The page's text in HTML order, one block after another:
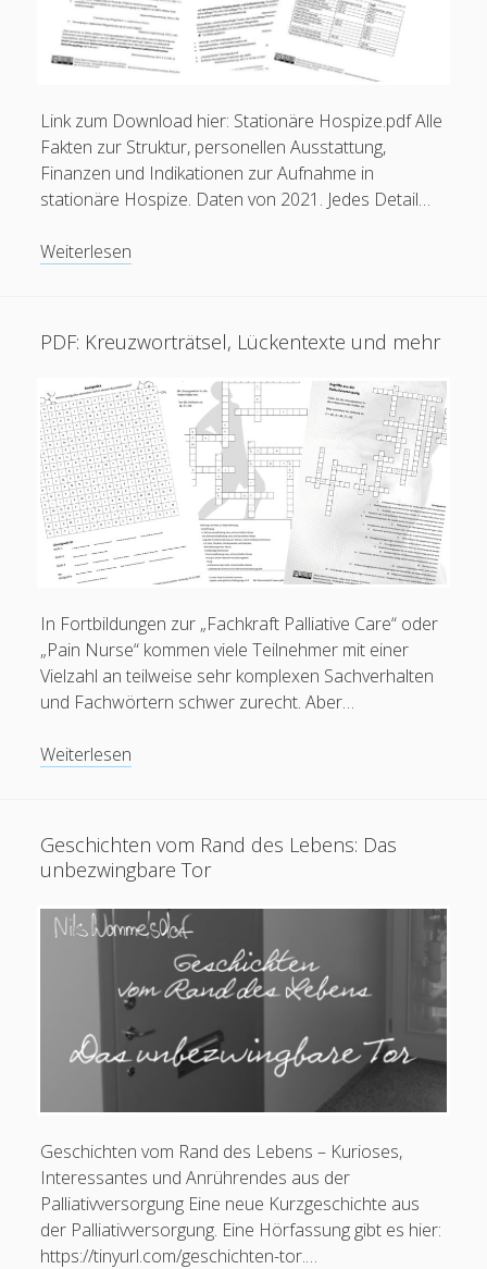
Alles zur Palliative Care
open
Kontakt / Impressum
facebookinstagram
linkedinyoutubeemailsocial_icon_custom_1
Krankenpfleger
European Diploma in Pain Nursing (EFIC)
Pflegefachperson für Spezielle Schmerzpflege / Pain
Nurse Plus m. Ausz. (Dt. Schmerzges.)
Pflegefachperson p-e-ac® Ohrakupunktur
Mitgliedschaften
Karteinummer 1853410
Link zum Download hier: Stationäre Hospize.pdf Alle
Fakten zur Struktur, personellen Ausstattung,
Finanzen und Indikationen zur Aufnahme in
stationäre Hospize. Daten von 2021. Jedes Detail…
Weiterlesen
Finanzen
und
Indikationen
zur
Aufnahme
PDF: Kreuzworträtsel, Lückentexte und mehr
In Fortbildungen zur „Fachkraft Palliative Care“ oder
„Pain Nurse“ kommen viele Teilnehmer mit einer
Vielzahl an teilweise sehr komplexen Sachverhalten
und Fachwörtern schwer zurecht. Aber…
Weiterlesen
mehr
Geschichten vom Rand des Lebens: Das
unbezwingbare Tor
Geschichten vom Rand des Lebens – Kurioses,
Interessantes und Anrührendes aus der
Palliativversorgung Eine neue Kurzgeschichte aus
der Palliativversorgung. Eine Hörfassung gibt es hier:
https://tinyurl.com/geschichten-tor.…